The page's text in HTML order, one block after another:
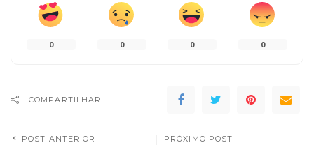
0 0 0 0
COMPARTILHAR
POST ANTERIOR PRÓXIMO POST